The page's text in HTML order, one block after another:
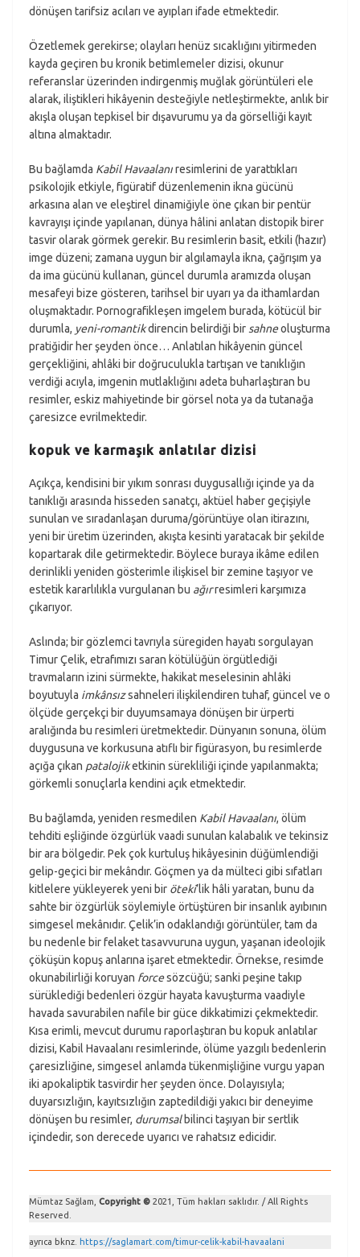
dönüşen tarifsiz acıları ve ayıpları ifade etmektedir.
Özetlemek gerekirse; olayları henüz sıcaklığını yitirmeden
kayda geçiren bu kronik betimlemeler dizisi, okunur
referanslar üzerinden indirgenmiş muğlak görüntüleri ele
alarak, iliştikleri hikâyenin desteğiyle netleştirmekte, anlık bir
akışla oluşan tepkisel bir dışavurumu ya da görselliği kayıt
altına almaktadır.
Bu bağlamda Kabil Havaalanıresimlerini de yarattıkları
psikolojik etkiyle, figüratif düzenlemenin ikna gücünü
arkasına alan ve eleştirel dinamiğiyle öne çıkan bir pentür
kavrayışı içinde yapılanan, dünya hâlini anlatan distopik birer
tasvir olarak görmek gerekir. Bu resimlerin basit, etkili (hazır)
imge düzeni; zamana uygun bir algılamayla ikna, çağrışım ya
da ima gücünü kullanan, güncel durumla aramızda oluşan
mesafeyi bize gösteren, tarihsel bir uyarı ya da ithamlardan
oluşmaktadır. Pornografikleşen imgelem burada, kötücül bir
durumla, yeni-romantikdirencin belirdiği bir sahneoluşturma
pratiğidir her şeyden önce… Anlatılan hikâyenin güncel
gerçekliğini, ahlâki bir doğruculukla tartışan ve tanıklığın
verdiği acıyla, imgenin mutlaklığını adeta buharlaştıran bu
resimler, eskiz mahiyetinde bir görsel nota ya da tutanağa
çaresizce evrilmektedir.
kopuk ve karmaşık anlatılar dizisi
Açıkça, kendisini bir yıkım sonrası duygusallığı içinde ya da
tanıklığı arasında hisseden sanatçı, aktüel haber geçişiyle
sunulan ve sıradanlaşan duruma/görüntüye olan itirazını,
yeni bir üretim üzerinden, akışta kesinti yaratacak bir şekilde
kopartarak dile getirmektedir. Böylece buraya ikâme edilen
derinlikli yeniden gösterimle ilişkisel bir zemine taşıyor ve
estetik kararlılıkla vurgulanan bu ağırresimleri karşımıza
çıkarıyor.
Aslında; bir gözlemci tavrıyla süregiden hayatı sorgulayan
Timur Çelik, etrafımızı saran kötülüğün örgütlediği
travmaların izini sürmekte, hakikat meselesinin ahlâki
boyutuyla imkânsızsahneleri ilişkilendiren tuhaf, güncel ve o
ölçüde gerçekçi bir duyumsamaya dönüşen bir ürperti
aralığında bu resimleri üretmektedir. Dünyanın sonuna, ölüm
duygusuna ve korkusuna atıflı bir figürasyon, bu resimlerde
açığa çıkan patalojiketkinin sürekliliği içinde yapılanmakta;
görkemli sonuçlarla kendini açık etmektedir.
Bu bağlamda, yeniden resmedilen Kabil Havaalanı, ölüm
tehditi eşliğinde özgürlük vaadi sunulan kalabalık ve tekinsiz
bir ara bölgedir. Pek çok kurtuluş hikâyesinin düğümlendiği
gelip-geçici bir mekândır. Göçmen ya da mülteci gibi sıfatları
kitlelere yükleyerek yeni bir öteki’lik hâli yaratan, bunu da
sahte bir özgürlük söylemiyle örtüştüren bir insanlık ayıbının
simgesel mekânıdır. Çelik’in odaklandığı görüntüler, tam da
bu nedenle bir felaket tasavvuruna uygun, yaşanan ideolojik
çöküşün kopuş anlarına işaret etmektedir. Örnekse, resimde
okunabilirliği koruyan forcesözcüğü; sanki peşine takıp
sürüklediği bedenleri özgür hayata kavuşturma vaadiyle
havada savurabilen nafile bir güce dikkatimizi çekmektedir.
Kısa erimli, mevcut durumu raporlaştıran bu kopuk anlatılar
dizisi, Kabil Havaalanı resimlerinde, ölüme yazgılı bedenlerin
çaresizliğine, simgesel anlamda tükenmişliğine vurgu yapan
iki apokaliptik tasvirdir her şeyden önce. Dolayısıyla;
duyarsızlığın, kayıtsızlığın zaptedildiği yakıcı bir deneyime
dönüşen bu resimler, durumsalbilinci taşıyan bir sertlik
içindedir, son derecede uyarıcı ve rahatsız edicidir.
Mümtaz Sağlam, Copyright © 2021, Tüm hakları saklıdır. / All Rights
Reserved.
ayrıca bknz. https://saglamart.com/timur-celik-kabil-havaalani